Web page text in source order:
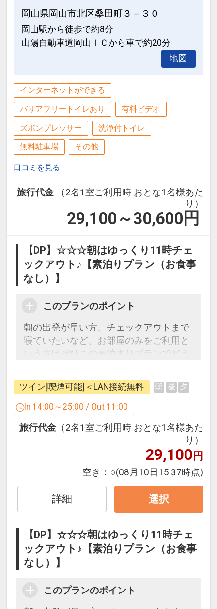
ただけます。（営業時間/13：00～22：
00）
※団体等で貸し切りの場合、ご利用いた
だけない場合もございます。
ネスや観光の拠点に便利です。
■日本三名園「後楽園」までバスで約15
分、路面電車と徒歩で約25分。
■加湿機能付空気清浄機を全室標準装
備。
■最上階に大浴場をご用意。無料でご利
用いただけます。
設定期間：2026年8月9日～2027年7月
インターネットコース番号：DP-2-
200000044884
岡山県岡山市北区桑田町３－３０
岡山駅から徒歩で約8分
山陽自動車道岡山ＩＣから車で約20分
地図
インターネットができる
バリアフリートイレあり 有料ビデオ
ズボンプレッサー 洗浄付トイレ
無料駐車場 その他
口コミを見る
旅行代金
（2名1室ご利用時 おとな1名様あた
り）
29,100～30,600 円
【DP】☆☆☆朝はゆっくり11時チェ
ックアウト♪【素泊りプラン（お食事
なし）】
このプランのポイント
朝の出発が早い方、チェックアウトまで
寝ていたいなど、お部屋のみをご利用と
いう方はぜひこの素泊まりプランでどう
また、ホテル敷地に隣接したバナナクリ
ームロールでお馴染みの、岡山木村屋ベ
ーカリーショップもございますのでご利
さらにごゆっくりお休みになりたい方は
延長(レイトチェックアウト)も1時間800
☆女性のお客様にはレディースセットを
差し上げます!
粧水・シャワーキャップ・レディースセ
ット(綿棒・ヘアーゴム・コットン)
クインの14時からチェックアウト日の11
ツイン[喫煙可能]＜LAN接続無料 朝 昼 夕
In 14:00～25:00 / Out 11:00
旅行代金 （2名1室ご利用時 おとな1名様あた
り）
29,100円
空き： ○(08月10日15:37時点)
詳細 選択
【DP】☆☆☆朝はゆっくり11時チェ
ックアウト♪【素泊りプラン（お食事
なし）】
このプランのポイント